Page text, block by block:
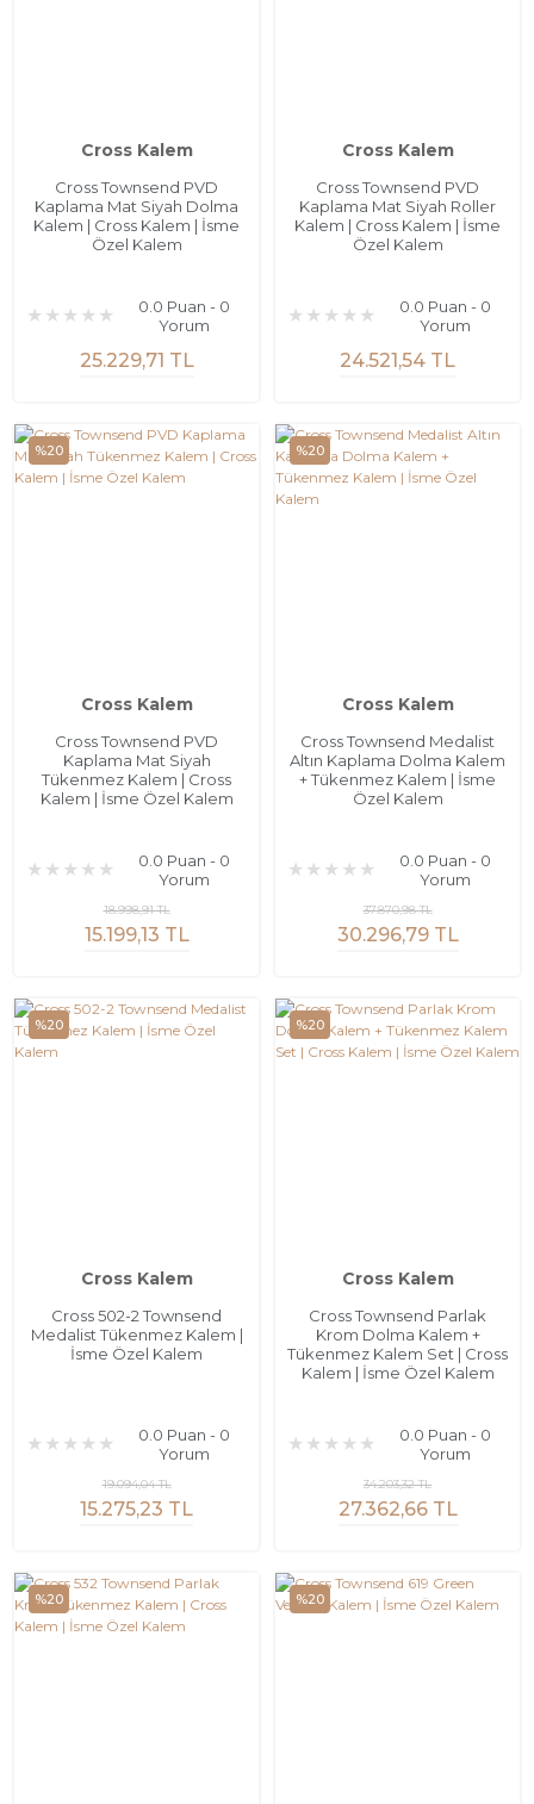
Cross Kalem
Cross Townsend PVD
Kaplama Mat Siyah Dolma
Kalem | Cross Kalem | İsme
Özel Kalem
0.0 Puan - 0
Yorum
25.229,71 TL
Cross Kalem
Cross Townsend PVD
Kaplama Mat Siyah Roller
Kalem | Cross Kalem | İsme
Özel Kalem
0.0 Puan - 0
Yorum
24.521,54 TL
%20
Cross Kalem
Cross Townsend PVD
Kaplama Mat Siyah
Tükenmez Kalem | Cross
Kalem | İsme Özel Kalem
0.0 Puan - 0
Yorum
15.199,13 TL
18.998,91 TL
%20
Cross Kalem
Cross Townsend Medalist
Altın Kaplama Dolma Kalem
+ Tükenmez Kalem | İsme
Özel Kalem
0.0 Puan - 0
Yorum
30.296,79 TL
37.870,98 TL
%20
Cross Kalem
Cross 502-2 Townsend
Medalist Tükenmez Kalem |
İsme Özel Kalem
0.0 Puan - 0
Yorum
15.275,23 TL
19.094,04 TL
%20
Cross Kalem
Cross Townsend Parlak
Krom Dolma Kalem +
Tükenmez Kalem Set | Cross
Kalem | İsme Özel Kalem
0.0 Puan - 0
Yorum
27.362,66 TL
34.203,32 TL
%20 %20